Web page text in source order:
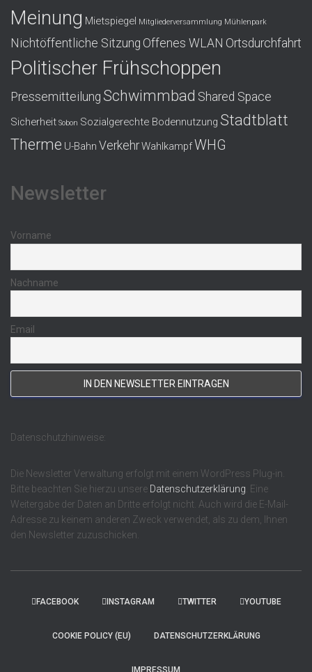
Meinung Mietspiegel Mitgliederversammlung Mühlenpark
Nichtöffentliche Sitzung Offenes WLAN Ortsdurchfahrt
Politischer Frühschoppen
Pressemitteilung Schwimmbad Shared Space
Sicherheit Sobon Sozialgerechte Bodennutzung Stadtblatt
Therme U-Bahn VerkehrWahlkampfWHG
Newsletter
Vorname
Nachname
Email
Datenschutzhinweise:
Die Newsletter Verwaltung erfolgt mit einem WordPress Plug-in.
Bitte beachten Sie hierzu unsere Datenschutzerklärung . Eine
Weitergabe der Daten an Dritte erfolgt nicht. Auch wird die E-Mail-
Adresse zu keinem anderen Zweck verwendet, als zu dem, Ihnen
den Newsletter zuzuschicken.
FACEBOOK INSTAGRAM TWITTER YOUTUBE
COOKIE POLICY (EU) DATENSCHUTZERKLÄRUNG
IMPRESSUM